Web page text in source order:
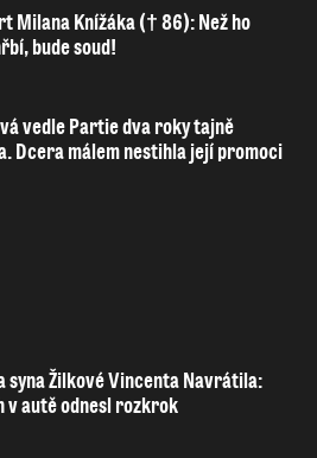
Milana Knížáka († 86): Než ho
bude soud!
vedle Partie dva roky tajně
Dcera málem nestihla její promoci
syna Žilkové Vincenta Navrátila:
v autě odnesl rozkrok